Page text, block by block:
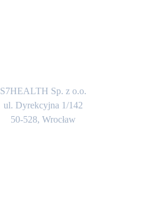
S7HEALTH Sp. z o.o.
ul. Dyrekcyjna 1/142
50-528, Wrocław